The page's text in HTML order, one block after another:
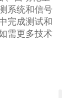
系统和信号
完成测试和
需更多技术